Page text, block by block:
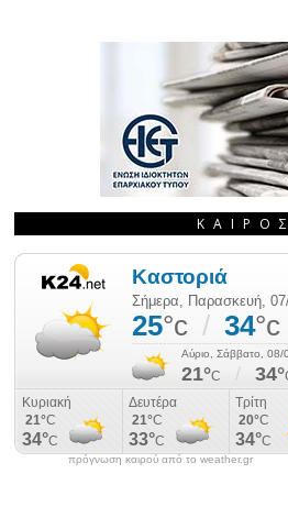
ΚΑΙΡΌΣ
πρόγνωση καιρού από το weather.gr